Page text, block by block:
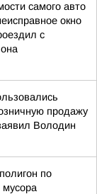
самого авто
окно
с
продажу
Володин
по
мусора